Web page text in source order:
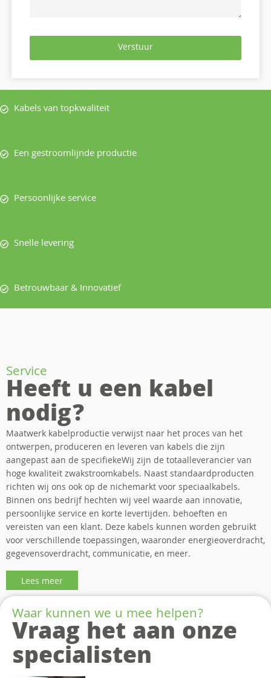
Verstuur
Kabels van topkwaliteit
Een gestroomlijnde productie
Persoonlijke service
Snelle levering
Betrouwbaar & Innovatief
Service
Heeft u een kabel
nodig?
Maatwerk kabelproductie verwijst naar het proces van het
ontwerpen, produceren en leveren van kabels die zijn
aangepast aan de specifiekeWij zijn de totaalleverancier van
hoge kwaliteit zwakstroomkabels. Naast standaardproducten
richten wij ons ook op de nichemarkt voor speciaalkabels.
Binnen ons bedrijf hechten wij veel waarde aan innovatie,
persoonlijke service en korte levertijden. behoeften en
vereisten van een klant. Deze kabels kunnen worden gebruikt
voor verschillende toepassingen, waaronder energieoverdracht,
gegevensoverdracht, communicatie, en meer.
Lees meer
Waar kunnen we u mee helpen?
Vraag het aan onze
specialisten